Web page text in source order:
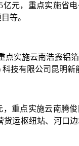
元，重点实施省
等。
点实施云南浩鑫铝
技有限公司昆明新
重点实施云南腾
运枢纽站、河口